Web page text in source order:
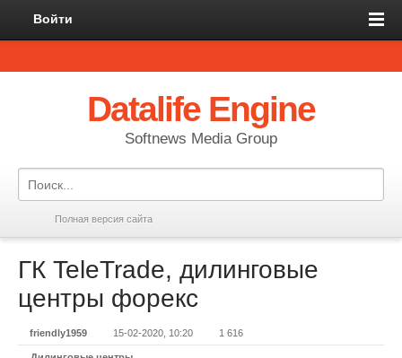
Войти
Datalife Engine
Softnews Media Group
Полная версия сайта
ГК TeleTrade, дилинговые
центры форекс
friendly1959 15-02-2020, 10:20 1 616